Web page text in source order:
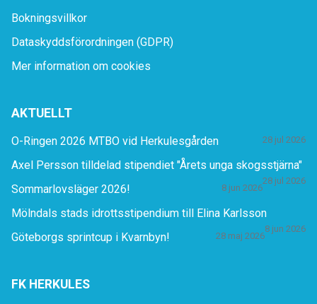
Bokningsvillkor
Dataskyddsförordningen (GDPR)
Mer information om cookies
AKTUELLT
O-Ringen 2026 MTBO vid Herkulesgården 28 jul 2026
Axel Persson tilldelad stipendiet "Årets unga skogsstjärna"
28 jul 2026
Sommarlovsläger 2026! 8 jun 2026
Mölndals stads idrottsstipendium till Elina Karlsson
8 jun 2026
Göteborgs sprintcup i Kvarnbyn! 28 maj 2026
FK HERKULES